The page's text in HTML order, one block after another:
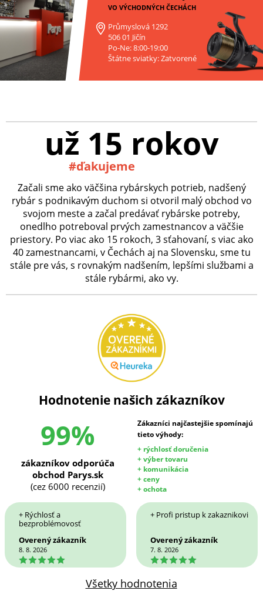
VO VÝCHODNÝCH ČECHÁCH
Průmyslová 1292
506 01 Jičín
Po-Ne: 8:00-19:00
Štátne sviatky: Zatvorené
už 15 rokov
#ďakujeme
Začali sme ako väčšina rybárskych potrieb, nadšený
rybár s podnikavým duchom si otvoril malý obchod vo
svojom meste a začal predávať rybárske potreby,
onedlho potreboval prvých zamestnancov a väčšie
priestory. Po viac ako 15 rokoch, 3 sťahovaní, s viac ako
40 zamestnancami, v Čechách aj na Slovensku, sme tu
stále pre vás, s rovnakým nadšením, lepšími službami a
stále rybármi, ako vy.
Hodnotenie našich zákazníkov
99%
Zákazníci najčastejšie spomínajú
tieto výhody:
+ rýchlosť doručenia
+ výber tovaru
+ komunikácia
+ ceny
+ ochota
zákazníkov odporúča
obchod Parys.sk
(cez 6000 recenzií)
+ Rýchlosť a
bezproblémovosť
Overený zákazník
8. 8. 2026
5
+ Profi pristup k zakaznikovi
Overený zákazník
7. 8. 2026
5
Všetky hodnotenia